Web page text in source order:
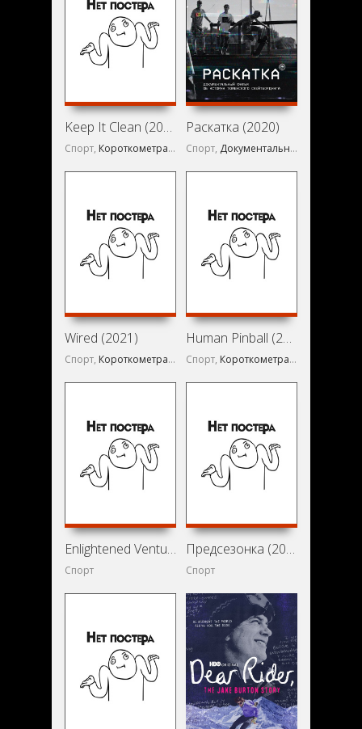
Keep It Clean (2021)
Спорт, Короткометражка
Раскатка (2020)
Спорт, Документальный
Wired (2021)
Спорт, Короткометражка
Human Pinball (2021)
Спорт, Короткометражка
Enlightened Ventures (2021)
Спорт
Предсезонка (2017)
Спорт